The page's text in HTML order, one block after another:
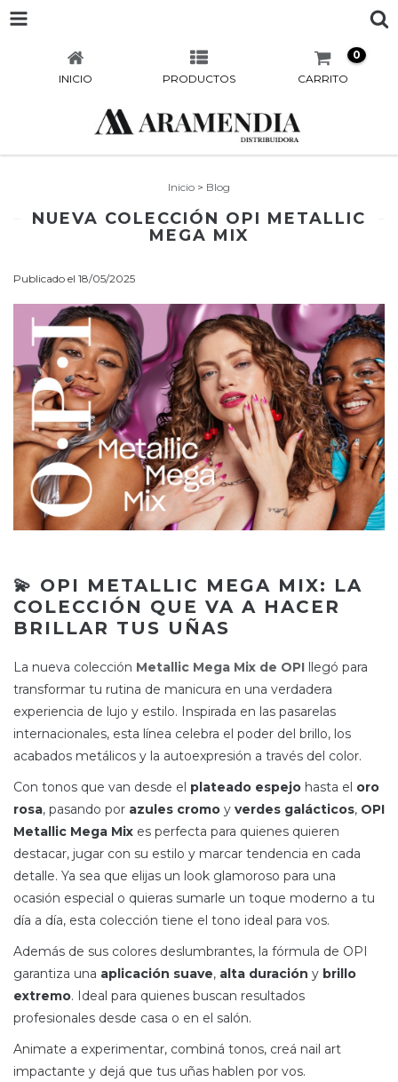
INICIO PRODUCTOS CARRITO
0
Inicio > Blog
NUEVA COLECCIÓN OPI METALLIC
MEGA MIX
Publicado el 18/05/2025
💫 OPI METALLIC MEGA MIX: LA
COLECCIÓN QUE VA A HACER
BRILLAR TUS UÑAS
La nueva colección Metallic Mega Mix de OPI llegó para
transformar tu rutina de manicura en una verdadera
experiencia de lujo y estilo. Inspirada en las pasarelas
internacionales, esta línea celebra el poder del brillo, los
acabados metálicos y la autoexpresión a través del color.
Con tonos que van desde el plateado espejo hasta el oro
rosa, pasando por azules cromo y verdes galácticos, OPI
Metallic Mega Mix es perfecta para quienes quieren
destacar, jugar con su estilo y marcar tendencia en cada
detalle. Ya sea que elijas un look glamoroso para una
ocasión especial o quieras sumarle un toque moderno a tu
día a día, esta colección tiene el tono ideal para vos.
Además de sus colores deslumbrantes, la fórmula de OPI
garantiza una aplicación suave, alta duración y brillo
extremo. Ideal para quienes buscan resultados
profesionales desde casa o en el salón.
Animate a experimentar, combiná tonos, creá nail art
impactante y dejá que tus uñas hablen por vos.